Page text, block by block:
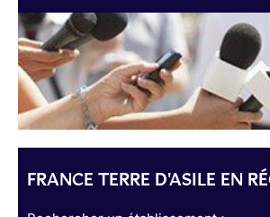
FRANCE TERRE D'ASILE EN